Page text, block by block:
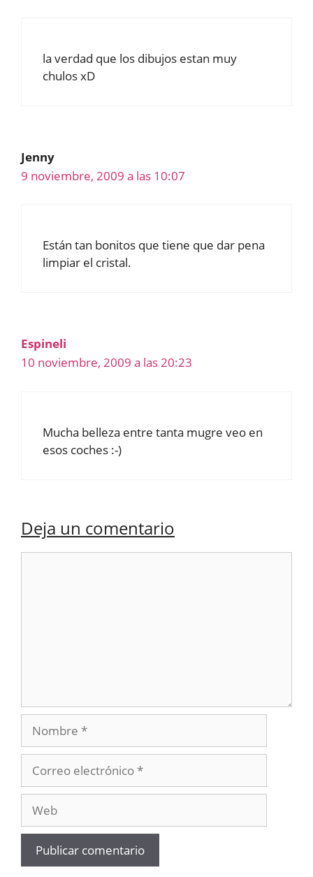
la verdad que los dibujos estan muy
chulos xD
Jenny
9 noviembre, 2009 a las 10:07
Están tan bonitos que tiene que dar pena
limpiar el cristal.
Espineli
10 noviembre, 2009 a las 20:23
Mucha belleza entre tanta mugre veo en
esos coches :-)
Deja un comentario
Nombre
electrónico